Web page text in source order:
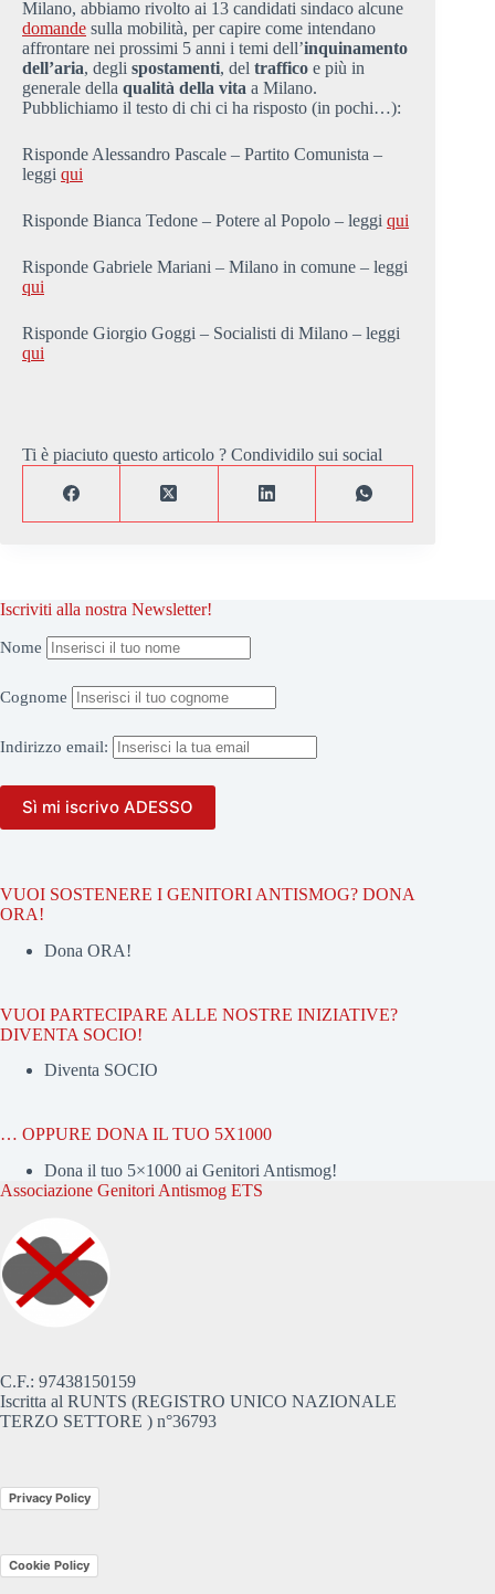
Milano, abbiamo rivolto ai 13 candidati sindaco alcune
domande sulla mobilità, per capire come intendano
affrontare nei prossimi 5 anni i temi dell’inquinamento
dell’aria, degli spostamenti, del traffico e più in
generale della qualità della vita a Milano.
Pubblichiamo il testo di chi ci ha risposto (in pochi…):
Risponde Alessandro Pascale – Partito Comunista –
leggi qui
Risponde Bianca Tedone – Potere al Popolo – leggi qui
Risponde Gabriele Mariani – Milano in comune – leggi
qui
Risponde Giorgio Goggi – Socialisti di Milano – leggi
qui
Ti è piaciuto questo articolo ? Condividilo sui social
Iscriviti alla nostra Newsletter!
Nome
Cognome
Indirizzo email:
VUOI SOSTENERE I GENITORI ANTISMOG? DONA
ORA!
Dona ORA!
VUOI PARTECIPARE ALLE NOSTRE INIZIATIVE?
DIVENTA SOCIO!
Diventa SOCIO
… OPPURE DONA IL TUO 5X1000
Dona il tuo 5×1000 ai Genitori Antismog!
Associazione Genitori Antismog ETS
C.F.: 97438150159
Iscritta al RUNTS (REGISTRO UNICO NAZIONALE
TERZO SETTORE ) n°36793
Privacy Policy
Cookie Policy